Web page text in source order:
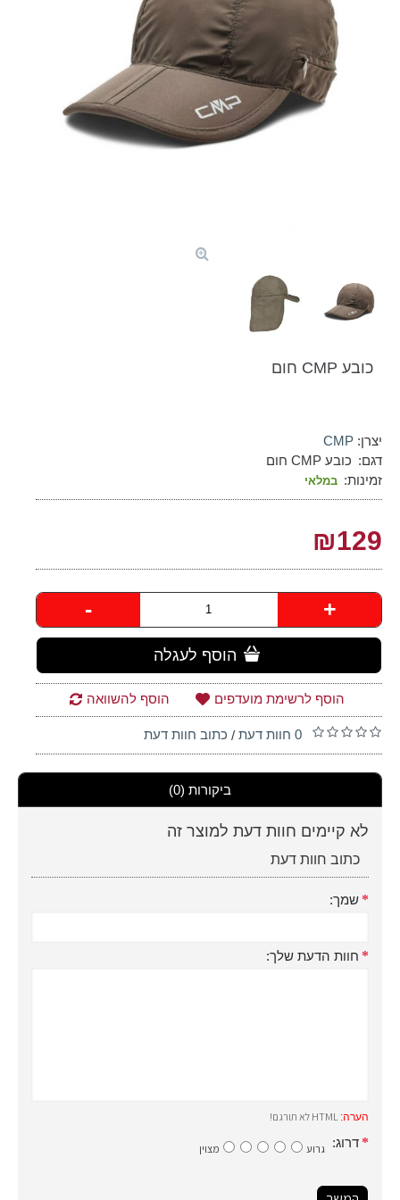
כובע CMP חום
יצרן: CMP
דגם: כובע CMP חום
זמינות: במלאי
₪129
- +
הוסף לעגלה
הוסף לרשימת מועדפים הוסף להשוואה
0 חוות דעת / כתוב חוות דעת
ביקורות (0)
לא קיימים חוות דעת למוצר זה
כתוב חוות דעת
שמך:
חוות הדעת שלך:
הערה:
דרוג: גרוע מצוין